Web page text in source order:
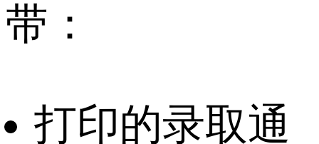
带：
打印的录取通